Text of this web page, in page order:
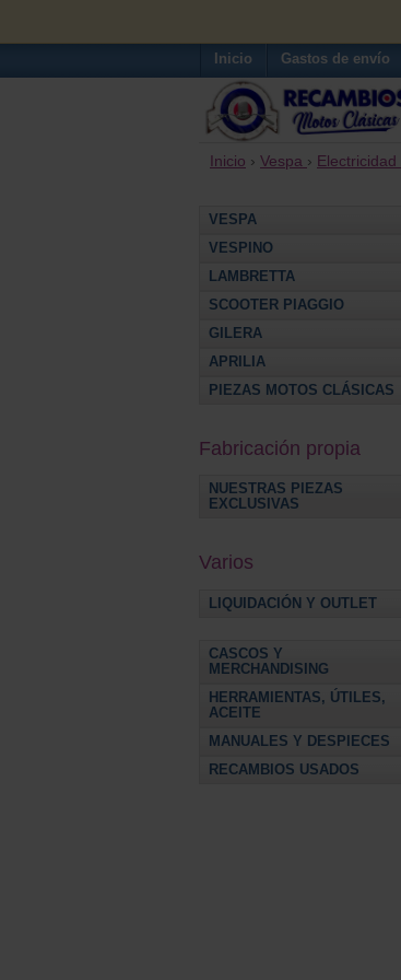
Inicio Gastos de envío
Inicio › Vespa › Electricidad
VESPA
VESPINO
LAMBRETTA
SCOOTER PIAGGIO
GILERA
APRILIA
PIEZAS MOTOS CLÁSICAS
Fabricación propia
NUESTRAS PIEZAS
EXCLUSIVAS
Varios
LIQUIDACIÓN Y OUTLET
CASCOS Y
MERCHANDISING
HERRAMIENTAS, ÚTILES,
ACEITE
MANUALES Y DESPIECES
RECAMBIOS USADOS